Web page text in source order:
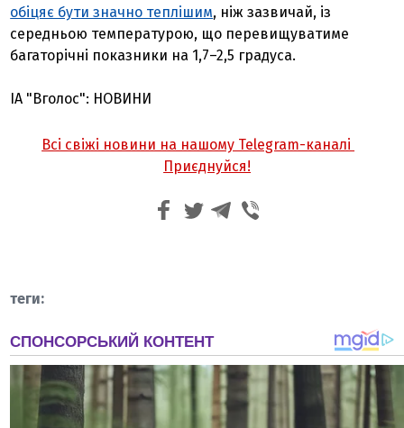
обіцяє бути значно теплішим, ніж зазвичай, із
середньою температурою, що перевищуватиме
багаторічні показники на 1,7–2,5 градуса.
ІА "Вголос": НОВИНИ
Всі свіжі новини на нашому Telegram-каналі
Приєднуйся!